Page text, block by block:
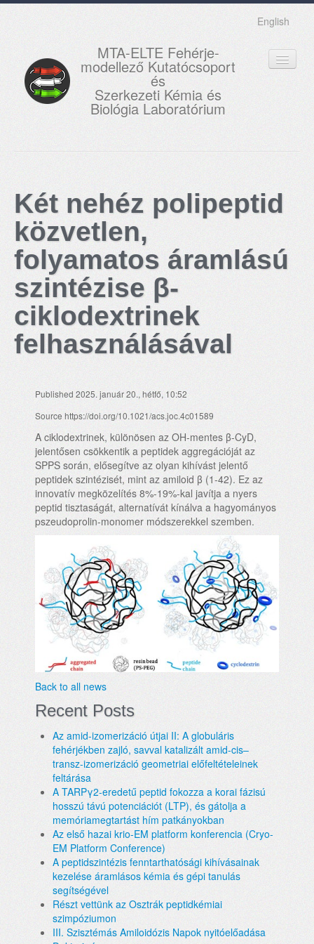
English
MTA-ELTE Fehérje-
modellező Kutatócsoport
és
Szerkezeti Kémia és
Biológia Laboratórium
OKTATÁS
MUNKATÁRSAK
AKTUÁLIS
GALÉRIA
KAPCSOLAT
Két nehéz polipeptid
közvetlen,
folyamatos áramlású
szintézise β-
ciklodextrinek
felhasználásával
Published 2025. január 20., hétfő, 10:52
Source https://doi.org/10.1021/acs.joc.4c01589
A ciklodextrinek, különösen az OH-mentes β-CyD,
jelentősen csökkentik a peptidek aggregációját az
SPPS során, elősegítve az olyan kihívást jelentő
peptidek szintézisét, mint az amiloid β (1-42). Ez az
innovatív megközelítés 8%-19%-kal javítja a nyers
peptid tisztaságát, alternatívát kínálva a hagyományos
pszeudoprolin-monomer módszerekkel szemben.
Back to all news
Recent Posts
Az amid-izomerizáció útjai II: A globuláris
fehérjékben zajló, savval katalizált amid-cis–
transz-izomerizáció geometriai előfeltételeinek
feltárása
A TARPγ2-eredetű peptid fokozza a korai fázisú
hosszú távú potenciációt (LTP), és gátolja a
memóriamegtartást hím patkányokban
Az első hazai krio-EM platform konferencia (Cryo-
EM Platform Conference)
A peptidszintézis fenntarthatósági kihívásainak
kezelése áramlásos kémia és gépi tanulás
segítségével
Részt vettünk az Osztrák peptidkémiai
szimpóziumon
III. Szisztémás Amiloidózis Napok nyitóelőadása